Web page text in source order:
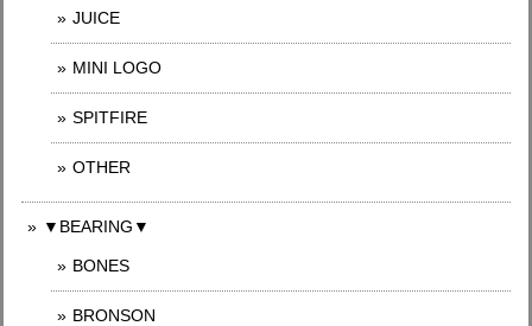
JUICE
MINI LOGO
SPITFIRE
OTHER
▼BEARING▼
BONES
BRONSON